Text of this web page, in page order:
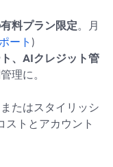
料プラン限定。月
ート )
、AIクレジット管
理に。
たはスタイリッシ
ストとアカウント